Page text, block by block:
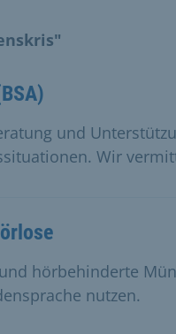
und
Wir
hörbehinderte
nutzen.